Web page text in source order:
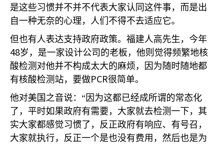
是这些习惯并不并不代表大家认同这件事，而是出
自一种无奈的心理，人们不得不去适应它。
但也有人表达支持政府政策。福建人高先生，今年
48岁，是一家设计公司的老板，他则觉得频繁地核
酸检测对他并不构成太大的麻烦，因为随时随地都
有核酸检测站，要做PCR很简单。
他对美国之音说：“因为这都已经成所谓的常态化
了，平时如果政府有需要，大家就去检测一下，其
实大家都感觉习惯了，反正政府有响应、有号召，
大家就执行，反正一个是也没有费用，然后也是为